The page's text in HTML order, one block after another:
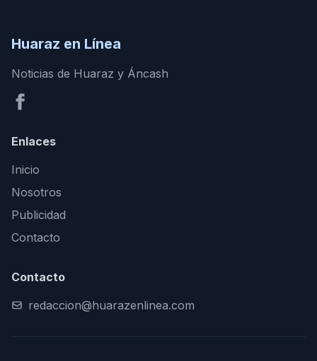
Huaraz en Línea
Noticias de Huaraz y Áncash
Enlaces
Inicio
Nosotros
Publicidad
Contacto
Contacto
redaccion@huarazenlinea.com